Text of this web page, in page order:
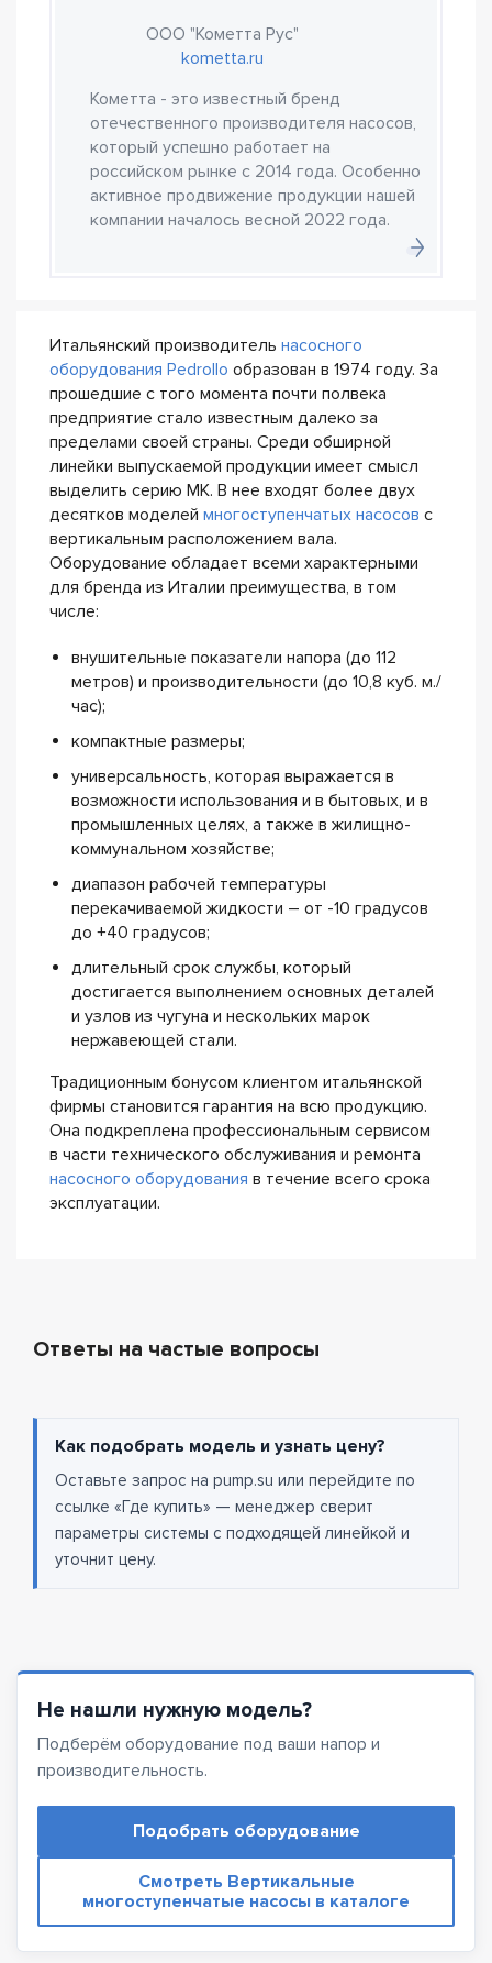
ООО "Кометта Рус"
kometta.ru
Кометта - это известный бренд
отечественного производителя насосов,
который успешно работает на
российском рынке с 2014 года. Особенно
активное продвижение продукции нашей
компании началось весной 2022 года.
Итальянский производитель насосного
оборудования Pedrollo образован в 1974 году. За
прошедшие с того момента почти полвека
предприятие стало известным далеко за
пределами своей страны. Среди обширной
линейки выпускаемой продукции имеет смысл
выделить серию MK. В нее входят более двух
десятков моделей многоступенчатых насосов с
вертикальным расположением вала.
Оборудование обладает всеми характерными
для бренда из Италии преимущества, в том
числе:
внушительные показатели напора (до 112
метров) и производительности (до 10,8 куб. м./
час);
компактные размеры;
универсальность, которая выражается в
возможности использования и в бытовых, и в
промышленных целях, а также в жилищно-
коммунальном хозяйстве;
диапазон рабочей температуры
перекачиваемой жидкости – от -10 градусов
до +40 градусов;
длительный срок службы, который
достигается выполнением основных деталей
и узлов из чугуна и нескольких марок
нержавеющей стали.
Традиционным бонусом клиентом итальянской
фирмы становится гарантия на всю продукцию.
Она подкреплена профессиональным сервисом
в части технического обслуживания и ремонта
насосного оборудования в течение всего срока
эксплуатации.
Ответы на частые вопросы
Как подобрать модель и узнать цену?
Оставьте запрос на pump.su или перейдите по
ссылке «Где купить» — менеджер сверит
параметры системы с подходящей линейкой и
уточнит цену.
Не нашли нужную модель?
Подберём оборудование под ваши напор и
производительность.
Подобрать оборудование
Смотреть Вертикальные
многоступенчатые насосы в каталоге